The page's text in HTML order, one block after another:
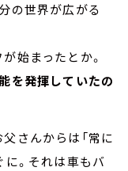
の世界が広がる
始まったとか。
を発揮していたの
さんからは「常に
に。それは車もバ